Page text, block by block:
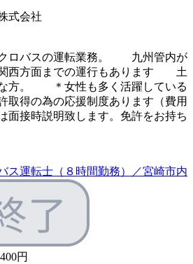
式会社
クロバスの運転業務。 九州管内が
関西方面までの運行もあります 土
な方。 ＊女性も多く活躍している
得の為の応援制度あります（費用
接時説明致します。免許をお持ち
運転士（８時間勤務）／宮崎市内
円